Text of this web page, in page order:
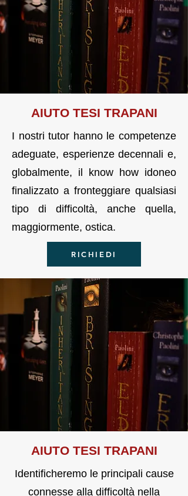
AIUTO TESI TRAPANI
I nostri tutor hanno le competenze
adeguate, esperienze decennali e,
globalmente, il know how idoneo
finalizzato a fronteggiare qualsiasi
tipo di difficoltà, anche quella,
maggiormente, ostica.
RICHIEDI
AIUTO TESI TRAPANI
Identificheremo le principali cause
connesse alla difficoltà nella